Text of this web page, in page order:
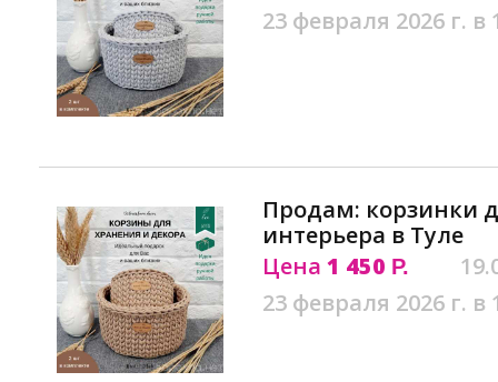
23 февраля 2026 г. в
Продам: корзинки
интерьера в Туле
Цена 1 450 Р.
23 февраля 2026 г. в